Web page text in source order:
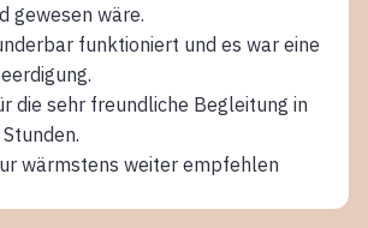
gewesen wäre.
funktioniert und es war eine
die sehr freundliche Begleitung in
wärmstens weiter empfehlen